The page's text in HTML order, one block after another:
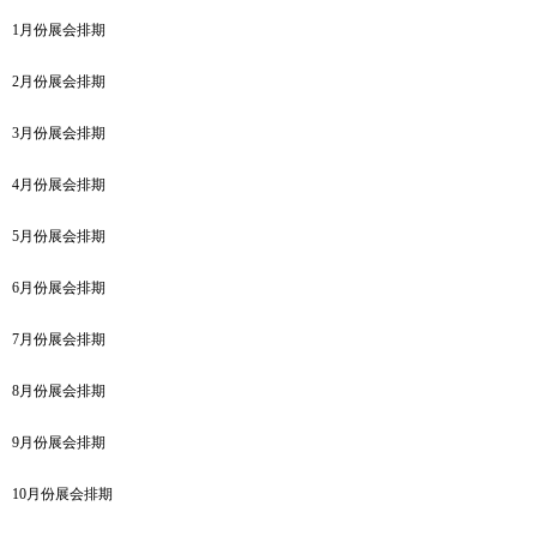
1月份展会排期
2月份展会排期
3月份展会排期
4月份展会排期
5月份展会排期
6月份展会排期
7月份展会排期
8月份展会排期
9月份展会排期
10月份展会排期